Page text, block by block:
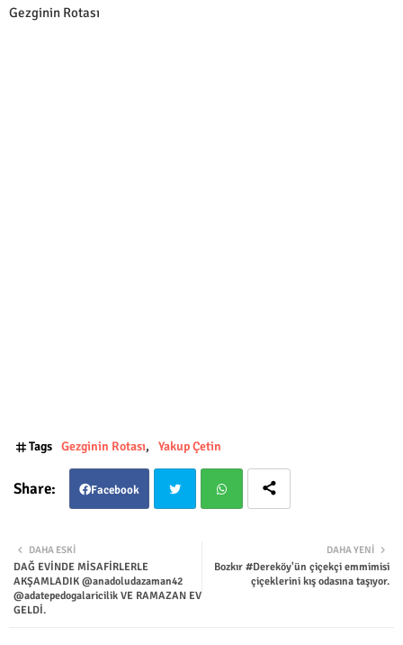
Gezginin Rotası
Tags Gezginin Rotası Yakup Çetin
Facebook
tsap
DAHA YENI
Bozkır #Dereköy'ün çiçekçi emmimisi
çiçeklerini kış odasına taşıyor.
DAHA ESKI
DAĞ EVİNDE MİSAFİRLERLE
AKŞAMLADIK @anadoludazaman42
@adatepedogalaricilik VE RAMAZAN EV
GELDİ.